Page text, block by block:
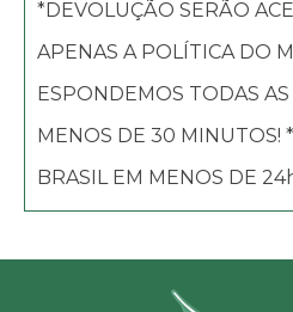
*DEVOLUÇÃO SERÃO
APENAS A POLÍTICA DO
ESPONDEMOS TODAS
MENOS DE 30 MINUTOS!
BRASIL EM MENOS DE